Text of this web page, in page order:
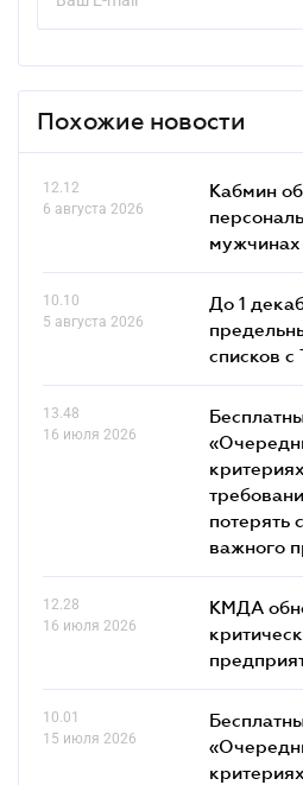
Похожие новости
12.12
6 августа 2026
Кабмин
10.10
5 августа 2026
До 1
списков c
13.48
16 июля 2026
потерять
важного
12.28
16 июля 2026
КМДА
10.01
15 июля 2026